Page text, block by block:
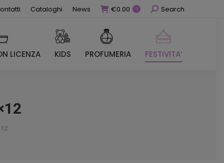
Cataloghi News €0.00 0 CercaSearch
LICENZA KIDS PROFUMERIA FESTIVITA’
LICENZA KIDS PROFUMERIA FESTIVITA’